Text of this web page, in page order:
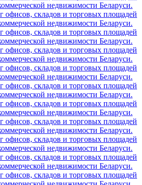
недвижимости Беларуси.
офисов, складов и торговых площадей
недвижимости Беларуси.
офисов, складов и торговых площадей
недвижимости Беларуси.
офисов, складов и торговых площадей
недвижимости Беларуси.
офисов, складов и торговых площадей
недвижимости Беларуси.
офисов, складов и торговых площадей
недвижимости Беларуси.
офисов, складов и торговых площадей
недвижимости Беларуси.
офисов, складов и торговых площадей
недвижимости Беларуси.
офисов, складов и торговых площадей
недвижимости Беларуси.
офисов, складов и торговых площадей
недвижимости Беларуси.
офисов, складов и торговых площадей